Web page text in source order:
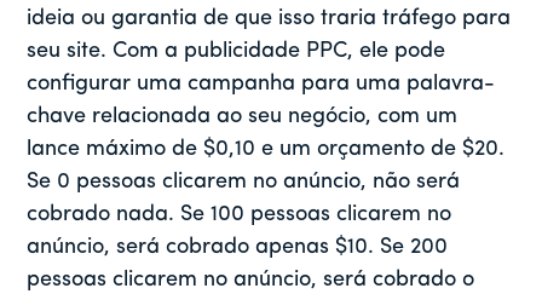
ideia ou garantia de que isso traria tráfego para
seu site. Com a publicidade PPC, ele pode
configurar uma campanha para uma palavra-
chave relacionada ao seu negócio, com um
lance máximo de $0,10 e um orçamento de $20.
Se 0 pessoas clicarem no anúncio, não será
cobrado nada. Se 100 pessoas clicarem no
anúncio, será cobrado apenas $10. Se 200
pessoas clicarem no anúncio, será cobrado o